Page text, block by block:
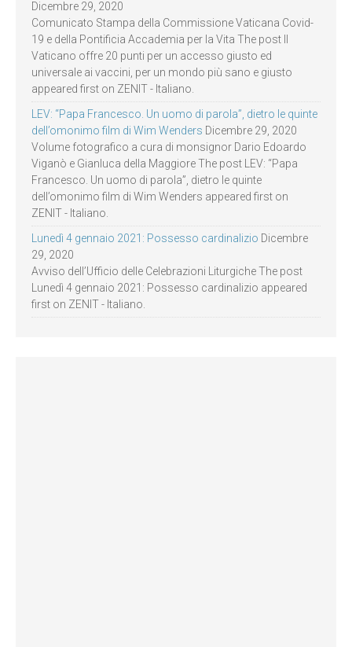
Dicembre 29, 2020
Comunicato Stampa della Commissione Vaticana Covid-
19 e della Pontificia Accademia per la Vita The post Il
Vaticano offre 20 punti per un accesso giusto ed
universale ai vaccini, per un mondo più sano e giusto
appeared first on ZENIT - Italiano.
LEV: “Papa Francesco. Un uomo di parola”, dietro le quinte
dell’omonimo film di Wim Wenders Dicembre 29, 2020
Volume fotografico a cura di monsignor Dario Edoardo
Viganò e Gianluca della Maggiore The post LEV: “Papa
Francesco. Un uomo di parola”, dietro le quinte
dell’omonimo film di Wim Wenders appeared first on
ZENIT - Italiano.
Lunedì 4 gennaio 2021: Possesso cardinalizio Dicembre
29, 2020
Avviso dell’Ufficio delle Celebrazioni Liturgiche The post
Lunedì 4 gennaio 2021: Possesso cardinalizio appeared
first on ZENIT - Italiano.